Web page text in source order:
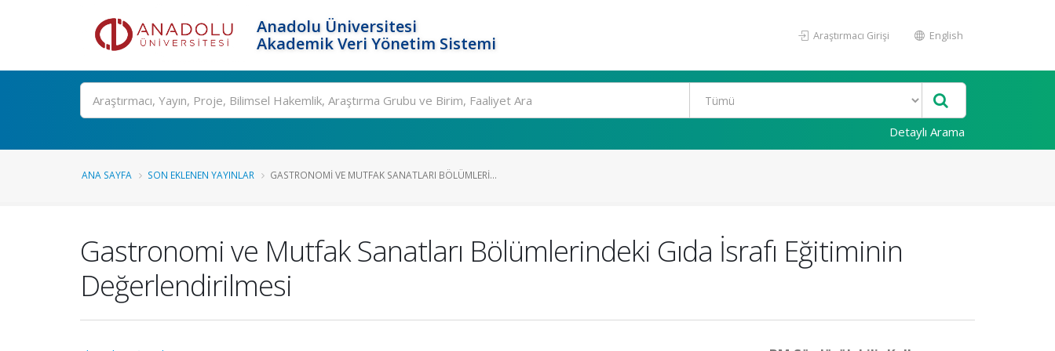
Anadolu Üniversitesi
Akademik Veri Yönetim Sistemi
Araştırmacı Girişi English
Ara
Detaylı Arama
ANA SAYFA SON EKLENEN YAYINLAR GASTRONOMI VE MUTFAK SANATLARI BÖLÜMLERI...
Gastronomi ve Mutfak Sanatları Bölümlerindeki Gıda İsrafı Eğitiminin
Değerlendirilmesi